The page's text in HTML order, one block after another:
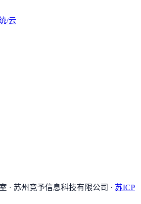
/云
· 苏州竞予信息科技有限公司 · 苏ICP